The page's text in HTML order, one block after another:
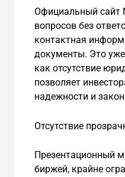
Официальный сайт
вопросов без
контактная
документы. Это
как отсутствие
позволяет
надежности и
Отсутствие
Презентационный
биржей, крайне